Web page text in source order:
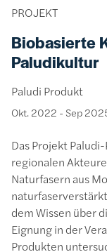
PROJEKT
Biobasierte
Paludikultur
Paludi Produkt
Okt. 2022 - Sep
Das Projekt
regionalen
Naturfasern aus
dem Wissen über
Eignung in der
Produkten